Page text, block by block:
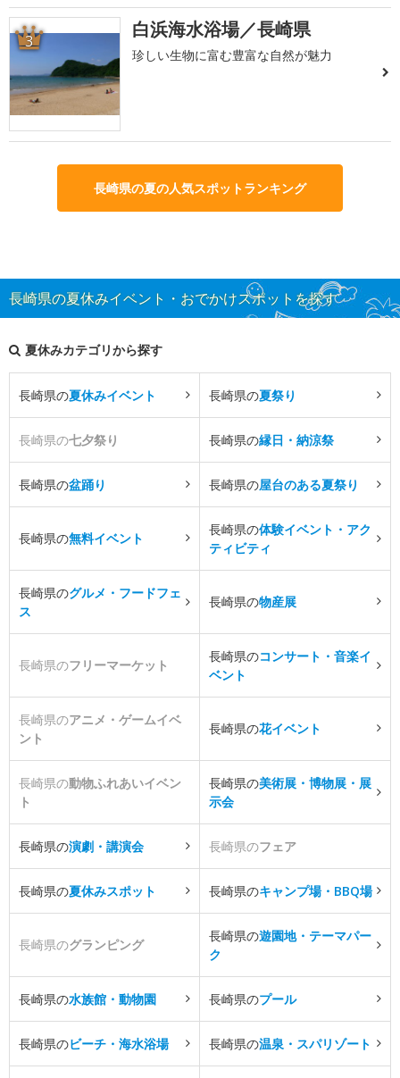
3 白浜海水浴場／長崎県
珍しい生物に富む豊富な自然が魅力
長崎県の夏の人気スポットランキング
長崎県の夏休みイベント・おでかけスポットを探す
夏休みカテゴリから探す
長崎県の夏休みイベント 長崎県の夏祭り
長崎県の七夕祭り 長崎県の縁日・納涼祭
長崎県の盆踊り 長崎県の屋台のある夏祭り
長崎県の無料イベント
長崎県の体験イベント・アク
ティビティ
長崎県のグルメ・フードフェ
ス
長崎県の物産展
長崎県のフリーマーケット
長崎県のコンサート・音楽イ
ベント
長崎県のアニメ・ゲームイベ
ント
長崎県の花イベント
長崎県の動物ふれあいイベン
ト
長崎県の美術展・博物展・展
示会
長崎県の演劇・講演会 長崎県のフェア
長崎県の夏休みスポット 長崎県のキャンプ場・BBQ場
長崎県のグランピング
長崎県の遊園地・テーマパー
ク
長崎県の水族館・動物園 長崎県のプール
長崎県のビーチ・海水浴場 長崎県の温泉・スパリゾート